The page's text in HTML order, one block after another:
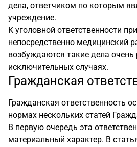
дела, ответчиком по которым
учреждение.
К уголовной ответственности
непосредственно медицинский
возбуждаются такие дела очень
исключительных случаях.
Гражданская
Гражданская ответственность
нормах нескольких статей
В первую очередь эта
материальный характер. В